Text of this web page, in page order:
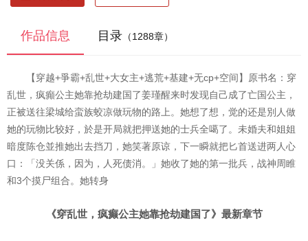
作品信息 目录 （1288章）
【穿越+爭霸+乱世+大女主+逃荒+基建+无cp+空间】原书名：穿
乱世，疯癲公主她靠抢劫建国了姜瑾醒来时发现自己成了亡国公主，
正被送往梁城给蛮族蛟凉做玩物的路上。她想了想，觉的还是別人做
她的玩物比较好，於是开局就把押送她的士兵全噶了。未婚夫和姐姐
暗度陈仓並推她出去挡刀，她笑著原谅，下一瞬就把匕首送进两人心
口：「没关係，因为，人死债消。」她收了她的第一批兵，战神周睢
和3个摸尸组合。她转身
《穿乱世，疯癫公主她靠抢劫建国了》最新章节